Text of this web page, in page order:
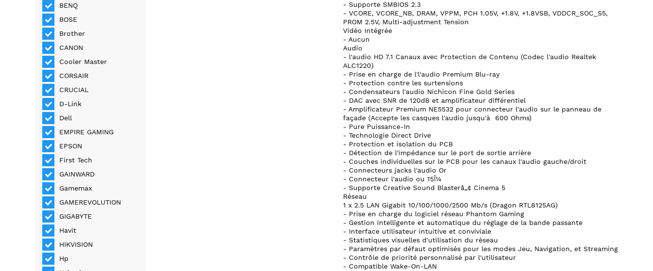
- Supporte SMBIOS 2.3
- VCORE, VCORE_NB, DRAM, VPPM, PCH 1.05V, +1.8V, +1.8VSB, VDDCR_SOC_S5,
PROM 2.5V, Multi-adjustment Tension
Vidéo Intégrée
- Aucun
Audio
- l'audio HD 7.1 Canaux avec Protection de Contenu (Codec l'audio Realtek
ALC1220)
- Prise en charge de l'l'audio Premium Blu-ray
- Protection contre les surtensions
- Condensateurs l'audio Nichicon Fine Gold Series
- DAC avec SNR de 120dB et amplificateur différentiel
- Amplificateur Premium NE5532 pour connecteur l'audio sur le panneau de
façade (Accepte les casques l'audio jusqu'à 600 Ohms)
- Pure Puissance-In
- Technologie Direct Drive
- Protection et isolation du PCB
- Détection de l'impédance sur le port de sortie arrière
- Couches individuelles sur le PCB pour les canaux l'audio gauche/droit
- Connecteurs jacks l'audio Or
- Connecteur l'audio ou 15Î¼
- Supporte Creative Sound Blasterâ„¢ Cinema 5
Réseau
1 x 2.5 LAN Gigabit 10/100/1000/2500 Mb/s (Dragon RTL8125AG)
- Prise en charge du logiciel réseau Phantom Gaming
- Gestion intelligente et automatique du réglage de la bande passante
- Interface utilisateur intuitive et conviviale
- Statistiques visuelles d'utilisation du réseau
- Paramètres par défaut optimisés pour les modes Jeu, Navigation, et Streaming
- Contrôle de priorité personnalisé par l'utilisateur
- Compatible Wake-On-LAN
BENQ
BOSE
Brother
CANON
Cooler Master
CORSAIR
CRUCIAL
D-Link
Dell
EMPIRE GAMING
EPSON
First Tech
GAINWARD
Gamemax
GAMEREVOLUTION
GIGABYTE
Havit
HIKVISION
Hp